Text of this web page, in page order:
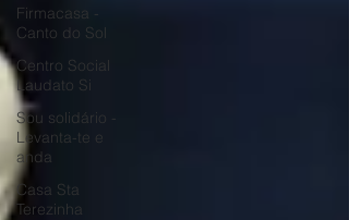
Firmacasa -
Canto do Sol
Centro Social
Laudato Si
Sou solidário -
Levanta-te e
anda
Casa Sta
Terezinha